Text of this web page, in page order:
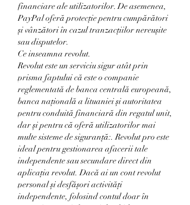
financiare ale utilizatorilor. De asemenea,
PayPal oferă protecție pentru cumpărători
și vânzători în cazul tranzacțiilor nereușite
sau disputelor.
Ce inseamna revolut.
Revolut este un serviciu sigur atât prin
prisma faptului că este o companie
reglementată de banca centrală europeană,
banca națională a lituaniei și autoritatea
pentru conduită financiară din regatul unit,
dar și pentru că oferă utilizatorilor mai
multe sisteme de siguranță:. Revolut pro este
ideal pentru gestionarea afacerii tale
independente sau secundare direct din
aplicația revolut. Dacă ai un cont revolut
personal și desfășori activități
independente, folosind contul doar în